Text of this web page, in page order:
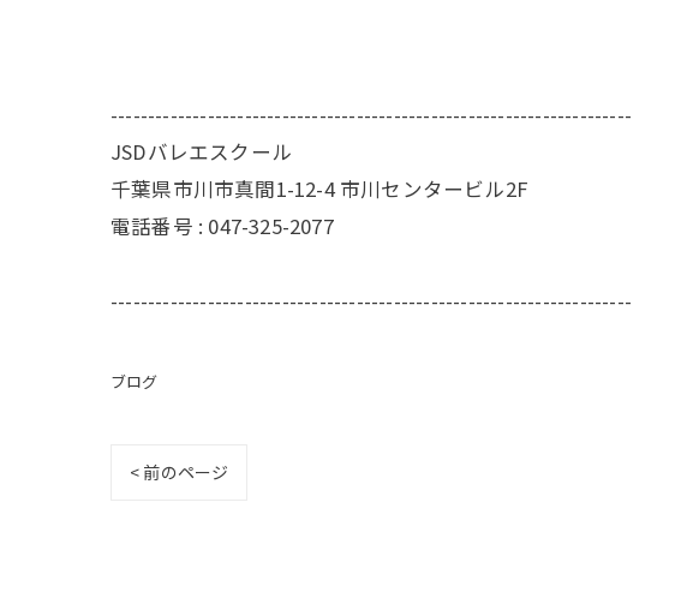
----------------------------------------------------------------------
JSDバレエスクール
千葉県市川市真間1-12-4 市川センタービル2F
電話番号 : 047-325-2077
----------------------------------------------------------------------
ブログ
< 前のページ